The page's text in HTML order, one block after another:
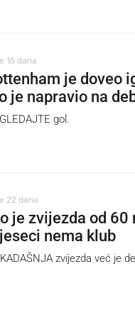
15 dana
je doveo
je napravio na
gol.
22 dana
je zvijezda od
nema klub
zvijezda već je